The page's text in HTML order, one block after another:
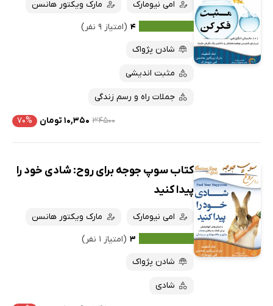
امی نیومارک
مارک ویکتور هانسن
۴ (امتیاز ۹ نفر)
شادن پژواک
مثبت اندیشی
جملات راه و رسم زندگی
۳۴۵۰۰ ۱۰,۳۵۰ تومان ۷۰%
کتاب سوپ جوجه برای روح: شادی خود را
پیدا کنید
امی نیومارک
مارک ویکتور هانسن
۳ (امتیاز ۱ نفر)
شادن پژواک
شادی